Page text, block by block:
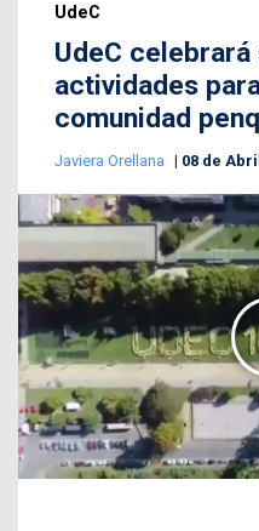
UdeC
UdeC
actividades
comunidad
Javiera Orellana 08 de